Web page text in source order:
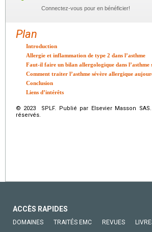
Connectez-vous pour en bénéficier!
Plan
Introduction
Allergie et inflammation de type 2 dans l’asthme
Faut-il faire un bilan allergologique dans l’asthme
Comment traiter l’asthme sévère allergique
Conclusion
Liens d’intérêts
© 2023 SPLF. Publié par Elsevier Masson
réservés.
ACCÈS RAPIDES
DOMAINES TRAITÉS EMC REVUES